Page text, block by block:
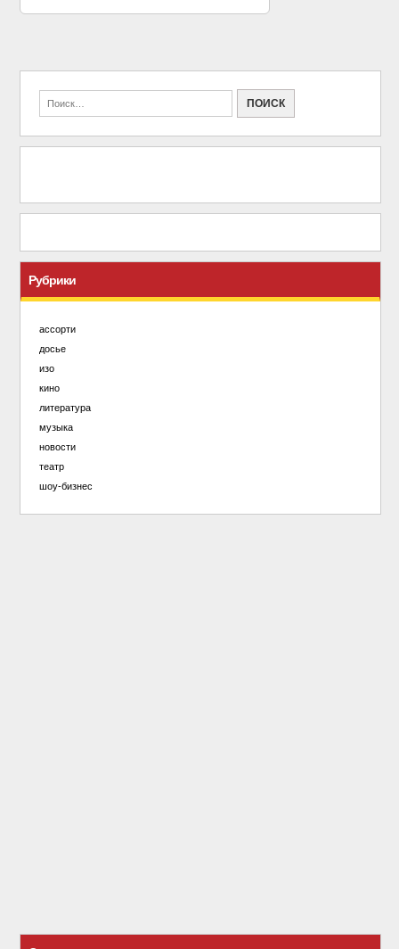
Рубрики
ассорти
досье
изо
кино
литература
музыка
новости
театр
шоу-бизнес